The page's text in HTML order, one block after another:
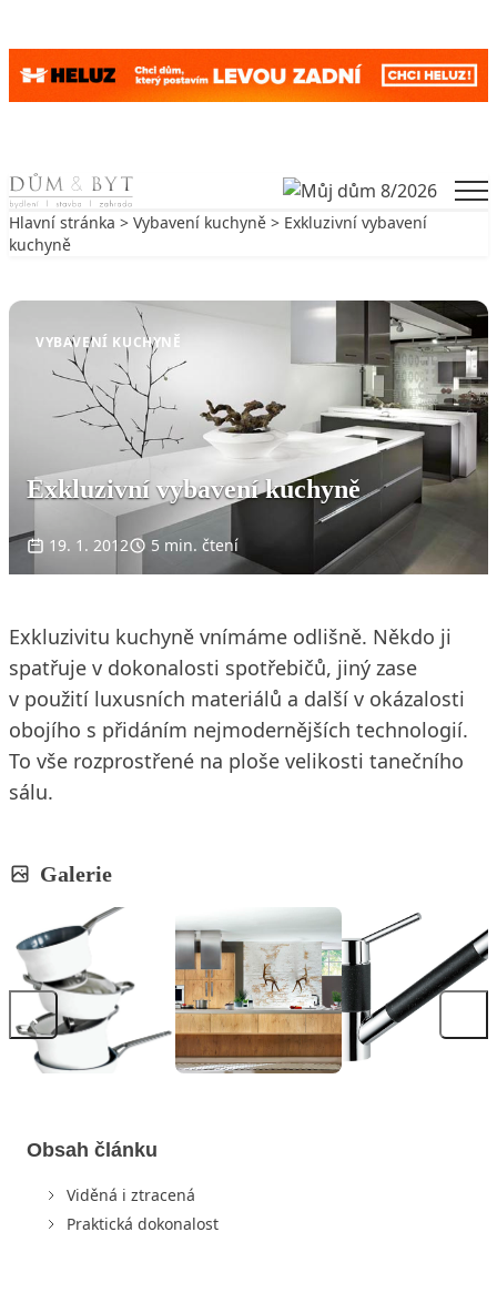
Skip to content
Hlavní stránka > Vybavení kuchyně > Exkluzivní vybavení
kuchyně
VYBAVENÍ KUCHYNĚ
Exkluzivní vybavení kuchyně
19. 1. 2012 5 min. čtení
Exkluzivitu kuchyně vnímáme odlišně. Někdo ji
spatřuje v dokonalosti spotřebičů, jiný zase
v použití luxusních materiálů a další v okázalosti
obojího s přidáním nejmodernějších technologií.
To vše rozprostřené na ploše velikosti tanečního
sálu.
Galerie
Obsah článku
Viděná i ztracená
Praktická dokonalost